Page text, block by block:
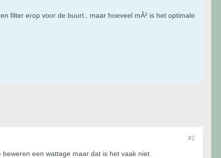
filter erop voor de buurt.. maar hoeveel mÂ² is het optimale
#2
een wattage maar dat is het vaak niet.